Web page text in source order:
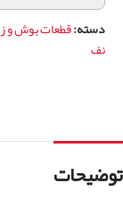
دسته:قطعات بوش و
نف
توضیحات